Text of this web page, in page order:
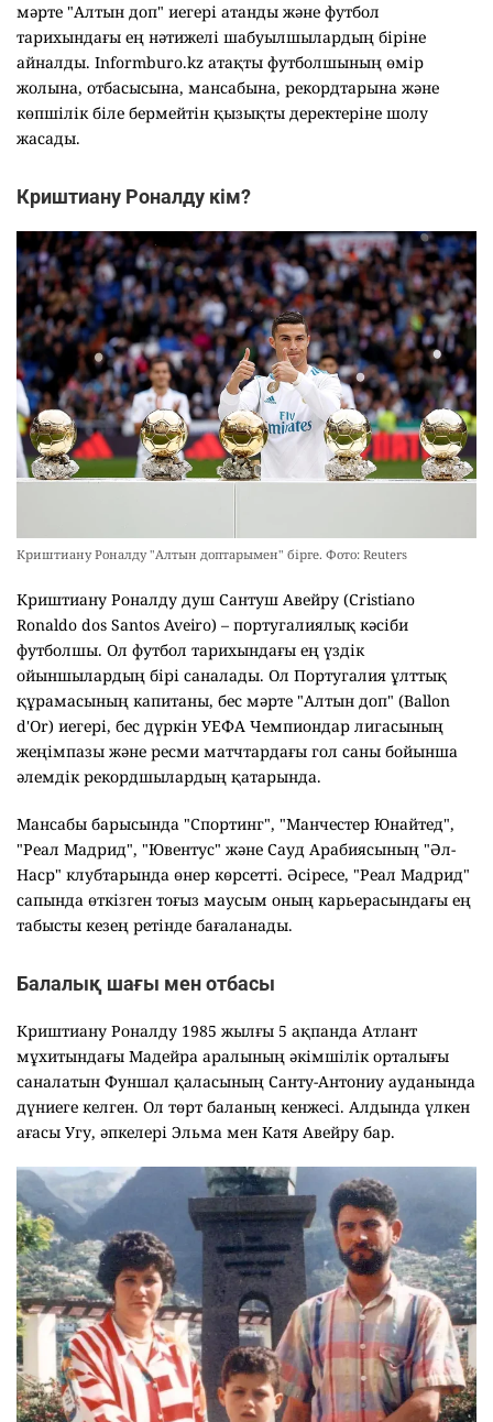
мәрте "Алтын доп" иегері атанды және футбол
тарихындағы ең нәтижелі шабуылшылардың біріне
айналды. Informburo.kz атақты футболшының өмір
жолына, отбасысына, мансабына, рекордтарына және
көпшілік біле бермейтін қызықты деректеріне шолу
жасады.
Криштиану Роналду кім?
Криштиану Роналду "Алтын доптарымен" бірге. Фото: Reuters
Криштиану Роналду душ Сантуш Авейру (Cristiano
Ronaldo dos Santos Aveiro) – португалиялық кәсіби
футболшы. Ол футбол тарихындағы ең үздік
ойыншылардың бірі саналады. Ол Португалия ұлттық
құрамасының капитаны, бес мәрте "Алтын доп" (Ballon
d'Or) иегері, бес дүркін УЕФА Чемпиондар лигасының
жеңімпазы және ресми матчтардағы гол саны бойынша
әлемдік рекордшылардың қатарында.
Мансабы барысында "Спортинг", "Манчестер Юнайтед",
"Реал Мадрид", "Ювентус" және Сауд Арабиясының "Әл-
Наср" клубтарында өнер көрсетті. Әсіресе, "Реал Мадрид"
сапында өткізген тоғыз маусым оның карьерасындағы ең
табысты кезең ретінде бағаланады.
Балалық шағы мен отбасы
Криштиану Роналду 1985 жылғы 5 ақпанда Атлант
мұхитындағы Мадейра аралының әкімшілік орталығы
саналатын Фуншал қаласының Санту-Антониу ауданында
дүниеге келген. Ол төрт баланың кенжесі. Алдында үлкен
ағасы Угу, әпкелері Эльма мен Катя Авейру бар.